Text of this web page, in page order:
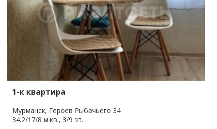
1-к квартира
Мурманск, Героев Рыбачьего 34
34.2/17/8 м.кв., 3/9 эт.